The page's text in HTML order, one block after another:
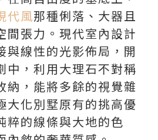
代風那種俐落、大器且
間張力。現代室內設計
與線性的光影佈局，開
中，利用大理石不對稱
納，能將多餘的視覺雜
大化別墅原有的挑高優
粹的線條與大地的色